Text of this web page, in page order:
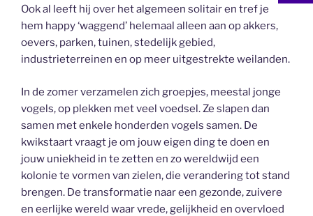
Ook al leeft hij over het algemeen solitair en tref je
hem happy ‘waggend’ helemaal alleen aan op akkers,
oevers, parken, tuinen, stedelijk gebied,
industrieterreinen en op meer uitgestrekte weilanden.
In de zomer verzamelen zich groepjes, meestal jonge
vogels, op plekken met veel voedsel. Ze slapen dan
samen met enkele honderden vogels samen. De
kwikstaart vraagt je om jouw eigen ding te doen en
jouw uniekheid in te zetten en zo wereldwijd een
kolonie te vormen van zielen, die verandering tot stand
brengen. De transformatie naar een gezonde, zuivere
en eerlijke wereld waar vrede, gelijkheid en overvloed